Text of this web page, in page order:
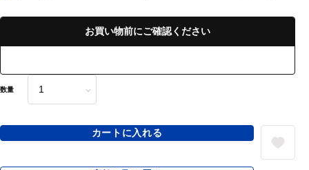
お買い物前にご確認ください
数量
カートに入れる